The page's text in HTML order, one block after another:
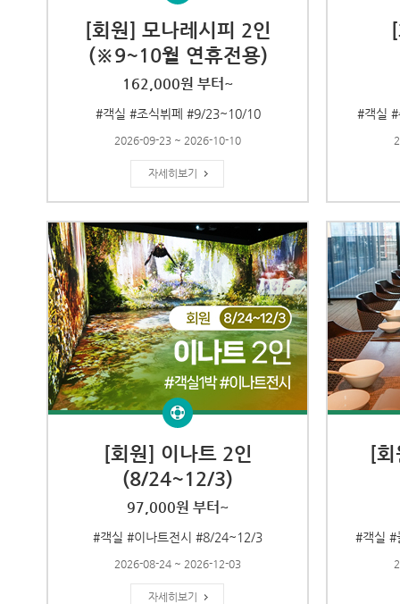
[회원] 모나레시피 2인
(※9~10월 연휴전용)
162,000원 부터~
#객실 #조식뷔페 #9/23~10/10
2026-09-23 ~ 2026-10-10
자세히보기
#객실
[회원] 이나트 2인
(8/24~12/3)
97,000원 부터~
#객실 #이나트전시 #8/24~12/3
2026-08-24 ~ 2026-12-03
자세히보기
[
#객실